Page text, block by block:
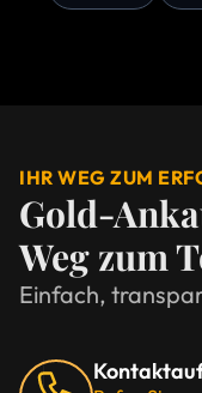
IHR WEG ZUM
Gold-
Weg zum
Einfach,